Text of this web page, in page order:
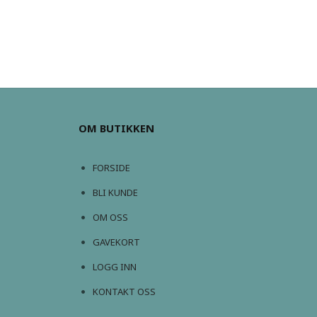
OM BUTIKKEN
FORSIDE
BLI KUNDE
OM OSS
GAVEKORT
LOGG INN
KONTAKT OSS